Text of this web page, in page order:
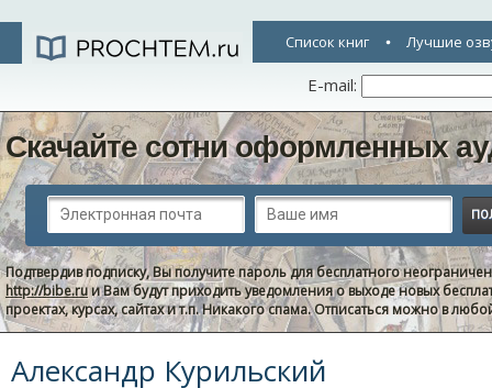
Список книг Лучшие
E-mail:
Скачайте сотни оформленных
Подтвердив подписку, Вы получите пароль для бесплатного
http://bibe.ruи Вам будут приходить уведомления о выходе новых
проектах, курсах, сайтах и т.п. Никакого спама. Отписаться можно в
Александр Курильский